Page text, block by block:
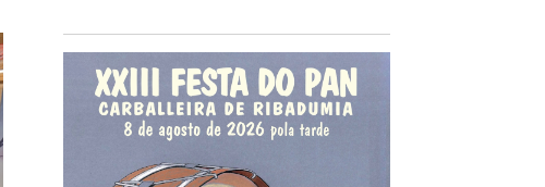
actividades gratuítas